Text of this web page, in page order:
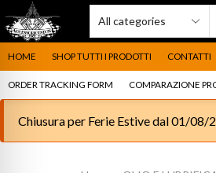
HOME SHOP TUTTI I PRODOTTI CONTATTI
ORDER TRACKING FORM COMPARAZIONE
Chiusura per Ferie Estive dal 01/